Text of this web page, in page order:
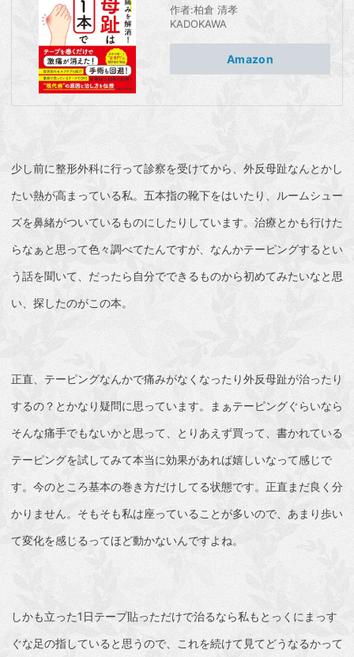
作者:柏倉 清孝
KADOKAWA
Amazon
少し前に整形外科に行って診察を受けてから、 外反母趾なんとかし
たい熱が高まっている私。五本指の靴下をはいたり、ルームシュー
ズを鼻緒がついているものにしたりしています。治療とかも行けた
らなぁと思って色々調べてたんですが、なんかテーピングするとい
う話を聞いて、だったら自分でできるものから初めてみたいなと思
い、探したのがこの本。
正直、テーピングなんかで痛みがなくなったり外反母趾が治ったり
するの？とかなり疑問に思っています。まぁテーピングぐらいなら
そんな痛手でもないかと思って、とりあえず買って、書かれている
テーピングを試してみて本当に効果があれば嬉しいなって感じで
す。今のところ基本の巻き方だけしてる状態です。正直まだ良く分
かりません。そもそも私は座っていることが多いので、あまり歩い
て変化を感じるってほど動かないんですよね。
しかも立った1日テープ貼っただけで治るなら私もとっくにまっす
ぐな足の指していると思うので、これを続けて見てどうなるかって